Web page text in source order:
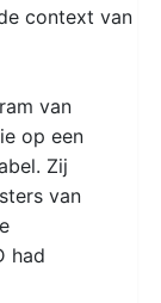
context van
van
op een
Zij
van
had